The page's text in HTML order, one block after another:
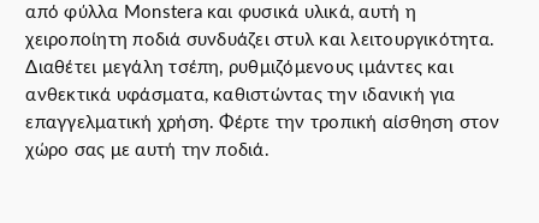
τ
α
από φύλλα Monstera και φυσικά υλικά, αυτή η
χειροποίητη ποδιά συνδυάζει στυλ και λειτουργικότητα.
Διαθέτει μεγάλη τσέπη, ρυθμιζόμενους ιμάντες και
ανθεκτικά υφάσματα, καθιστώντας την ιδανική για
επαγγελματική χρήση. Φέρτε την τροπική αίσθηση στον
χώρο σας με αυτή την ποδιά.